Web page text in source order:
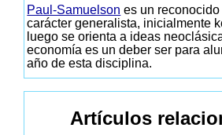
Paul-Samuelson es un
carácter generalista, inicialmente
luego se orienta a ideas
economía es un deber ser para
año de esta disciplina.
Artículos